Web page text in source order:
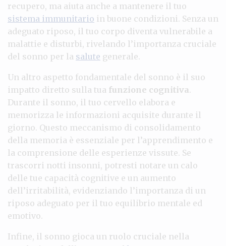
recupero, ma aiuta anche a mantenere il tuo
sistema immunitario in buone condizioni. Senza un
adeguato riposo, il tuo corpo diventa vulnerabile a
malattie e disturbi, rivelando l’importanza cruciale
del sonno per la salute generale.
Un altro aspetto fondamentale del sonno è il suo
impatto diretto sulla tua funzione cognitiva.
Durante il sonno, il tuo cervello elabora e
memorizza le informazioni acquisite durante il
giorno. Questo meccanismo di consolidamento
della memoria è essenziale per l’apprendimento e
la comprensione delle esperienze vissute. Se
trascorri notti insonni, potresti notare un calo
delle tue capacità cognitive e un aumento
dell’irritabilità, evidenziando l’importanza di un
riposo adeguato per il tuo equilibrio mentale ed
emotivo.
Infine, il sonno gioca un ruolo cruciale nella